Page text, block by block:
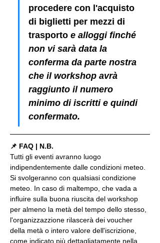
procedere con l'acquisto
di biglietti per mezzi di
trasporto e alloggi finché
non vi sarà data la
conferma da parte nostra
che il workshop avrà
raggiunto il numero
minimo di iscritti e quindi
confermato.
📌 FAQ | N.B.
Tutti gli eventi avranno luogo
indipendentemente dalle condizioni meteo.
Si svolgeranno con qualsiasi condizione
meteo. In caso di maltempo, che vada a
influire sulla buona riuscita del workshop
per almeno la metà del tempo dello stesso,
l'organizzazzione rilascerà dei voucher
della metà o intero valore dell'iscrizione,
come indicato più dettagliatamente nella